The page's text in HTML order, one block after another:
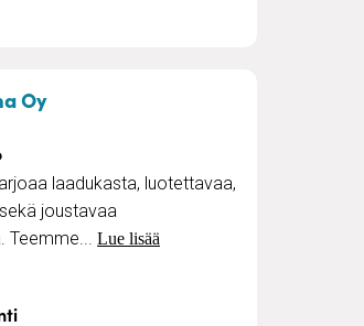
Oy– Kotisairaanhoito
laadukasta, luotettavaa,
joustavaa
Teemme... Lue lisää